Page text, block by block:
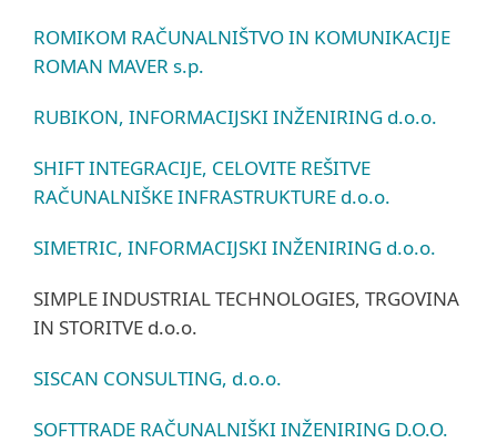
ROMIKOM RAČUNALNIŠTVO IN KOMUNIKACIJE
ROMAN MAVER s.p.
RUBIKON, INFORMACIJSKI INŽENIRING d.o.o.
SHIFT INTEGRACIJE, CELOVITE REŠITVE
RAČUNALNIŠKE INFRASTRUKTURE d.o.o.
SIMETRIC, INFORMACIJSKI INŽENIRING d.o.o.
SIMPLE INDUSTRIAL TECHNOLOGIES, TRGOVINA
IN STORITVE d.o.o.
SISCAN CONSULTING, d.o.o.
SOFTTRADE RAČUNALNIŠKI INŽENIRING D.O.O.